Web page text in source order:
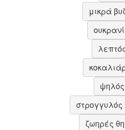
μικρά
στρογγυλός
ζωηρές